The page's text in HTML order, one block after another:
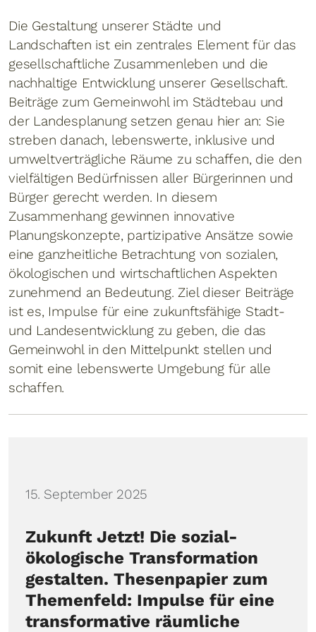
Die Gestaltung unserer Städte und
Landschaften ist ein zentrales Element für das
gesellschaftliche Zusammenleben und die
nachhaltige Entwicklung unserer Gesellschaft.
Beiträge zum Gemeinwohl im Städtebau und
der Landesplanung setzen genau hier an: Sie
streben danach, lebenswerte, inklusive und
umweltverträgliche Räume zu schaffen, die den
vielfältigen Bedürfnissen aller Bürgerinnen und
Bürger gerecht werden. In diesem
Zusammenhang gewinnen innovative
Planungskonzepte, partizipative Ansätze sowie
eine ganzheitliche Betrachtung von sozialen,
ökologischen und wirtschaftlichen Aspekten
zunehmend an Bedeutung. Ziel dieser Beiträge
ist es, Impulse für eine zukunftsfähige Stadt-
und Landesentwicklung zu geben, die das
Gemeinwohl in den Mittelpunkt stellen und
somit eine lebenswerte Umgebung für alle
schaffen.
Details
15. September 2025
Zukunft Jetzt! Die sozial-
ökologische Transformation
gestalten. Thesenpapier zum
Themenfeld: Impulse für eine
transformative räumliche